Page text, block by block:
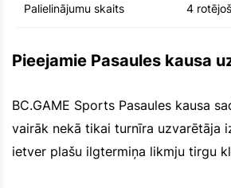
Palielinājumu skaits 4
Pieejamie Pasaules kausa
BC.GAME Sports Pasaules kausa
vairāk nekā tikai turnīra uzvarētāja
ietver plašu ilgtermiņa likmju tirgu